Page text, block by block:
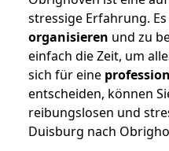
stressige Erfahrung.
organisieren und zu
einfach die Zeit, um
sich für eine
entscheiden, können
reibungslosen und
Duisburg nach